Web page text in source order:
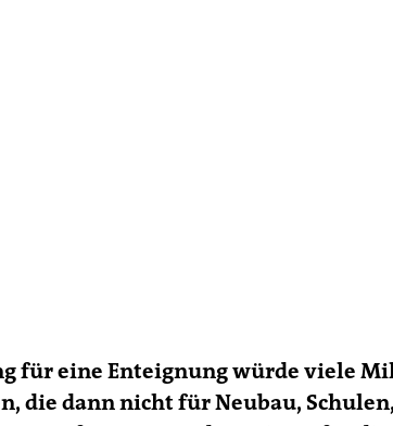
für eine Enteignung würde viele
die dann nicht für Neubau,